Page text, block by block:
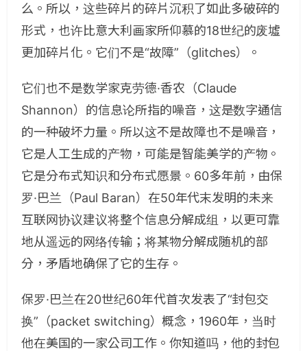
么。所以，这些碎片的碎片沉积了如此多破碎的
形式，也许比意大利画家所仰慕的18世纪的废墟
更加碎片化。它们不是“故障”（glitches）。
它们也不是数学家克劳德·香农（Claude
Shannon）的信息论所指的噪音，这是数字通信
的一种破坏力量。所以这不是故障也不是噪音，
它是人工生成的产物，可能是智能美学的产物。
它是分布式知识和分布式愿景。60多年前，由保
罗·巴兰（Paul Baran）在50年代末发明的未来
互联网协议建议将整个信息分解成组，以更可靠
地从遥远的网络传输；将某物分解成随机的部
分，矛盾地确保了它的生存。
保罗·巴兰在20世纪60年代首次发表了“封包交
换”（packet switching）概念，1960年，当时
他在美国的一家公司工作。你知道吗，他的封包